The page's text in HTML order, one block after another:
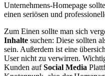
Unternehmens-Homepage
einen seriösen und
Zum Einen sollte man sich
Inhalte suchen: Diese sollten
sein. Außerdem ist eine
User nicht zu verwirren.
Kunden aufSocial Media